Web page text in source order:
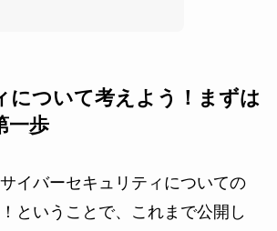
について考えよう！まずは
一歩
イバーセキュリティについての
ということで、これまで公開し